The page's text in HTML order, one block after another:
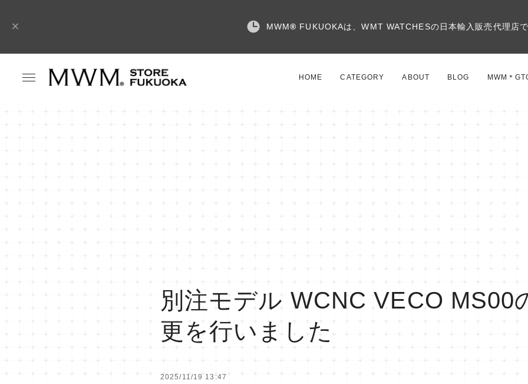
MWM® FUKUOKAは、WMT WATCHESの日本輸入販売代理店
HOME CATEGORY ABOUT BLOG MWM＊
別注モデル WCNC VECO MS00
更を行いました
2025/11/19 13:47